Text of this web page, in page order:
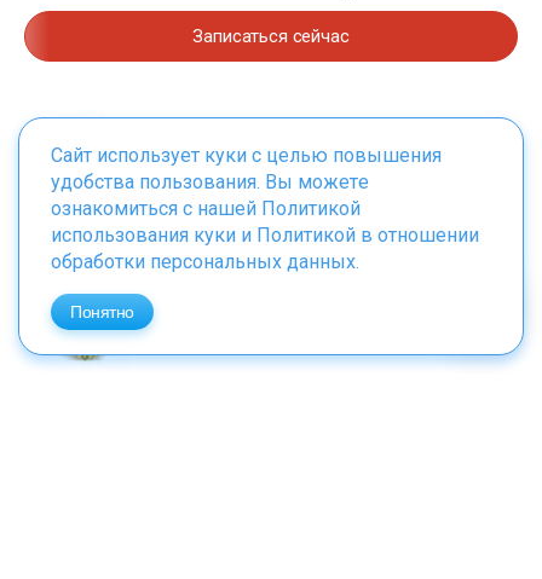
Записаться сейчас
Сертификат европейского качества
Лицензия Министерства здравоохранения
РФ
Сайт использует куки с целью повышения
удобства пользования. Вы можете
ознакомиться с нашей Политикой
использования куки и Политикой в отношении
обработки персональных данных.
Понятно